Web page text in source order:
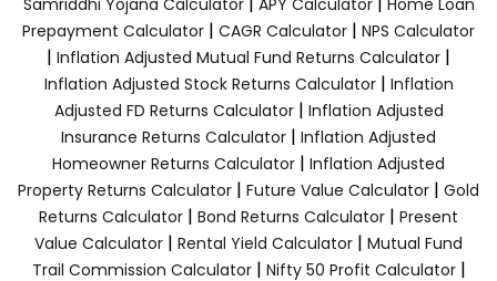
Prepayment Calculator | CAGR Calculator | NPS Calculator
| Inflation Adjusted Mutual Fund Returns Calculator |
Inflation Adjusted Stock Returns Calculator| Inflation
Adjusted FD Returns Calculator| Inflation Adjusted
Insurance Returns Calculator | Inflation Adjusted
Homeowner Returns Calculator | Inflation Adjusted
Property Returns Calculator | Future Value Calculator | Gold
Returns Calculator | Bond Returns Calculator | Present
Value Calculator | Rental Yield Calculator | Mutual Fund
Trail Commission Calculator| Nifty 50 Profit Calculator|